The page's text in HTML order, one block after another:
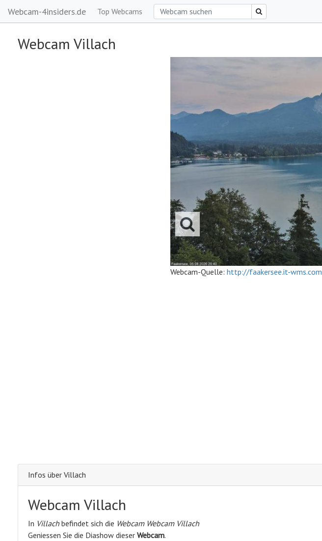
Webcam-4insiders.de Top Webcams
Webcam Villach
Webcam-Quelle: http://faakersee.it-wms.com
Infos über Villach
Webcam Villach
In Villach befindet sich die Webcam Webcam Villach
Geniessen Sie die Diashow dieser Webcam.